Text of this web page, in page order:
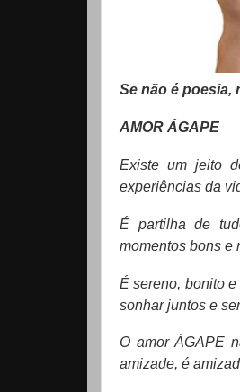
Se não é poesia,
AMOR ÁGAPE
Existe um jeito
experiências da
É partilha de
momentos bons e
É sereno, bonito
sonhar juntos e
O amor ÁGAPE
amizade, é